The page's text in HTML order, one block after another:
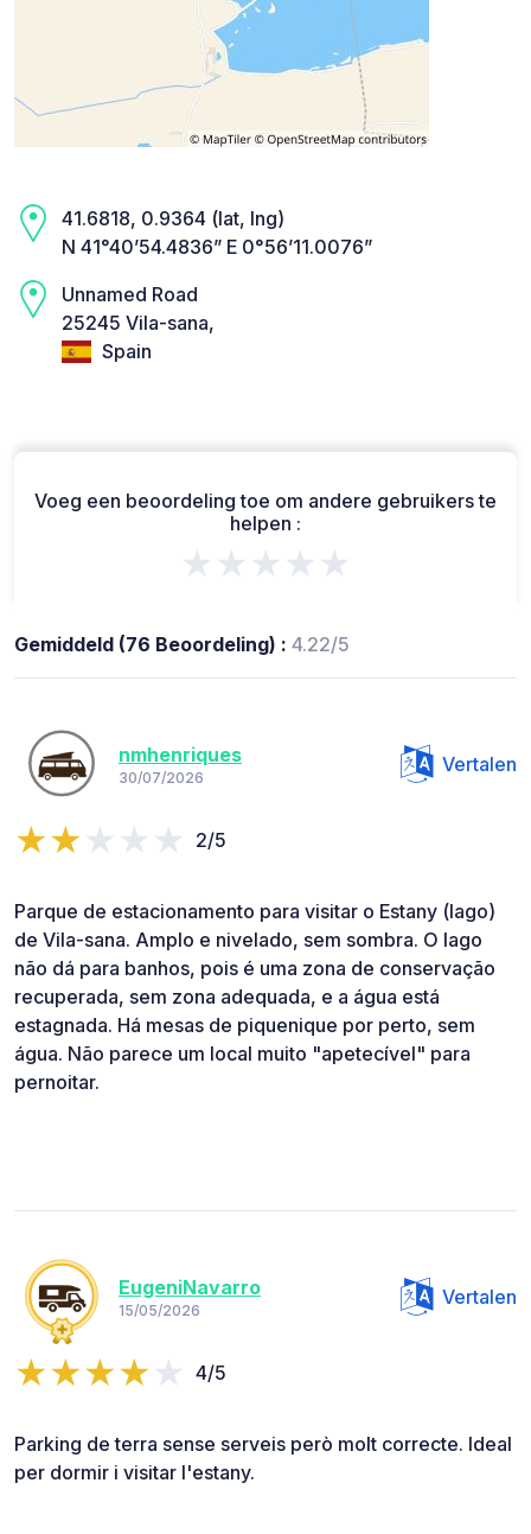
41.6818, 0.9364 (lat, lng)
N 41°40’54.4836” E 0°56’11.0076”
Unnamed Road
25245 Vila-sana,
Spain
Voeg een beoordeling toe om andere gebruikers te
helpen :
★★★★★
Gemiddeld (76 Beoordeling) : 4.22/5
nmhenriques
30/07/2026
Vertalen
2/5
Parque de estacionamento para visitar o Estany (lago)
de Vila-sana. Amplo e nivelado, sem sombra. O lago
não dá para banhos, pois é uma zona de conservação
recuperada, sem zona adequada, e a água está
estagnada. Há mesas de piquenique por perto, sem
água. Não parece um local muito "apetecível" para
pernoitar.
EugeniNavarro
15/05/2026
Vertalen
4/5
Parking de terra sense serveis però molt correcte. Ideal
per dormir i visitar l'estany.